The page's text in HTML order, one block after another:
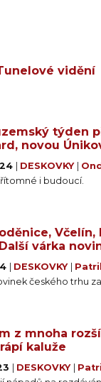
vidění
týden
novou
DESKOVKY
i budoucí.
várka
DESKOVKY
českého trhu
z mnoha
kaluže
DESKOVKY